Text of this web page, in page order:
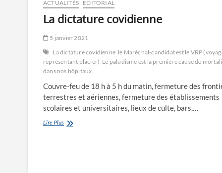
ACTUALITÉS EDITORIAL
La dictature covidienne
5 janvier 2021
La dictature covidienne le Maréchal-candidat est le VRP
représentant placier) Le paludisme est la première cause de
dans nos hôpitaux.
Couvre-feu de 18 h à 5 h du matin, fermeture des
terrestres et aériennes, fermeture des établissements
scolaires et universitaires, lieux de culte, bars,…
Lire PlusLa